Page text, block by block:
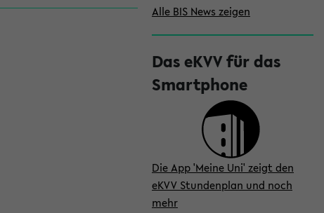
Alle BIS News zeigen
Das eKVV für das
Smartphone
Die App 'Meine Uni' zeigt den
eKVV Stundenplan und noch
mehr